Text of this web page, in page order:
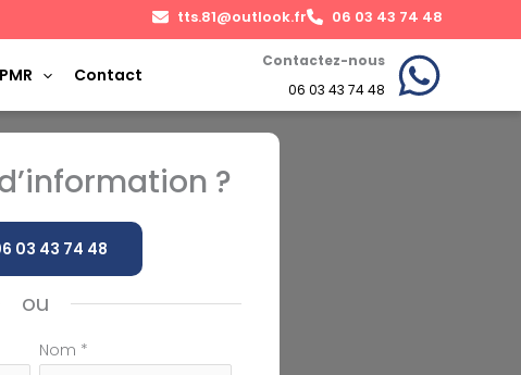
tts.81@outlook.fr 06 03 43 74 48
Contact
Contactez-nous
06 03 43 74 48
?
03 43 74 48
ou
Nom *